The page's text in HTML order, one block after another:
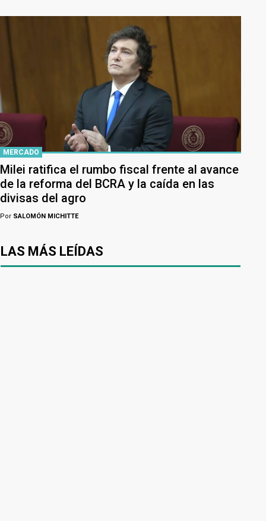
MERCADO
Milei ratifica el rumbo fiscal frente al avance
de la reforma del BCRA y la caída en las
divisas del agro
Por SALOMÓN MICHITTE
LAS MÁS LEÍDAS